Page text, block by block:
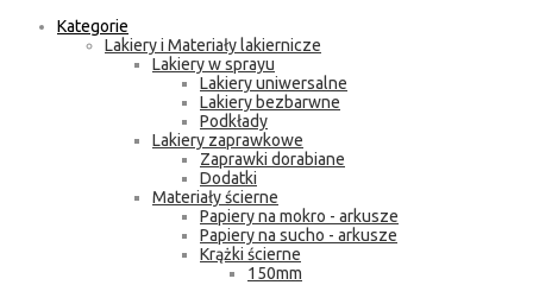
Kategorie
Lakiery i Materiały lakiernicze
Lakiery w sprayu
Lakiery uniwersalne
Lakiery bezbarwne
Podkłady
Lakiery zaprawkowe
Zaprawki dorabiane
Dodatki
Materiały ścierne
Papiery na mokro - arkusze
Papiery na sucho - arkusze
Krążki ścierne
150mm